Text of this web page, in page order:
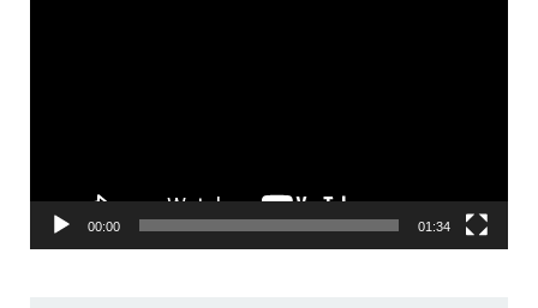
00:00 01:34